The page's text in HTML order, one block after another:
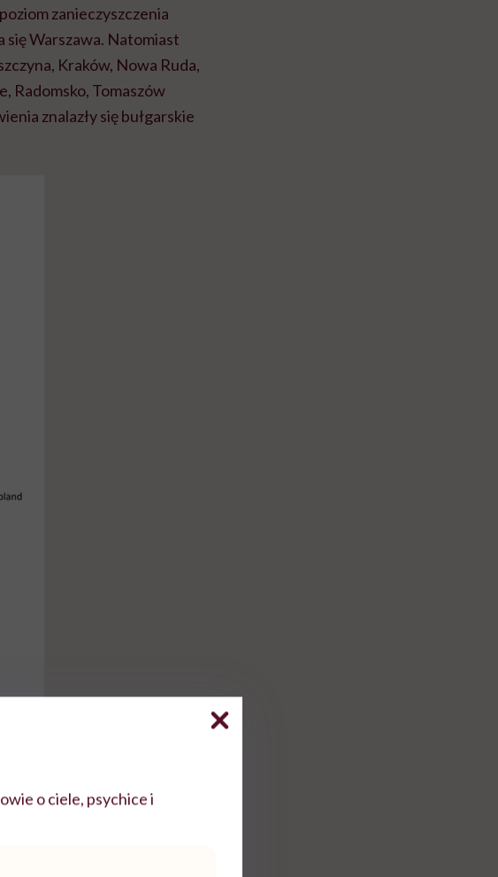
zanieczyszczenia
się Warszawa. Natomiast
Kraków, Nowa Ruda,
Radomsko, Tomaszów
znalazły się bułgarskie
o ciele, psychice i